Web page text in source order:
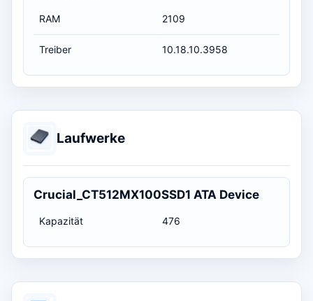
RAM 2109
Treiber 10.18.10.3958
Laufwerke
Crucial_CT512MX100SSD1 ATA Device
Kapazität 476